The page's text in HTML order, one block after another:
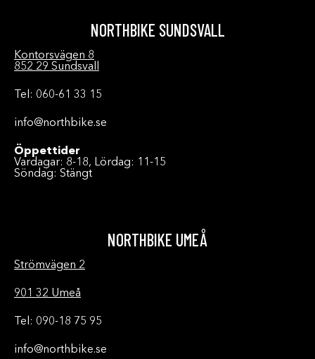
NORTHBIKE SUNDSVALL
Kontorsvägen 8
852 29 Sundsvall
Tel: 060-61 33 15
info@northbike.se
Öppettider
Vardagar: 8-18, Lördag: 11-15
Söndag: Stängt
NORTHBIKE UMEÅ
Strömvägen 2
901 32 Umeå
Tel: 090-18 75 95
info@northbike.se